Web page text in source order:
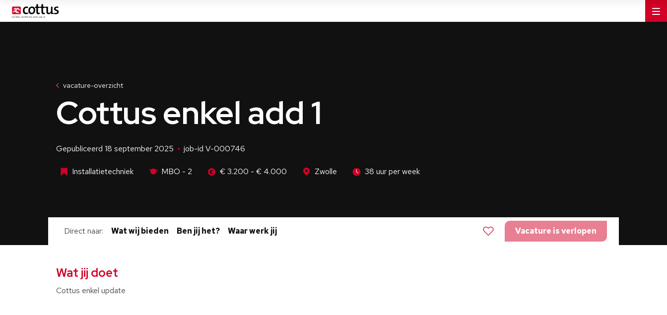
vacature-overzicht
Cottus enkel add 1
Gepubliceerd 18 september 2025 job-id V-000746
Installatietechniek MBO - 2 € 3.200 - € 4.000 Zwolle 38 uur per week
Direct naar Wat wij bieden Ben jij het? Waar werk jij Vacature is verlopen
Wat jij doet
Cottus enkel update